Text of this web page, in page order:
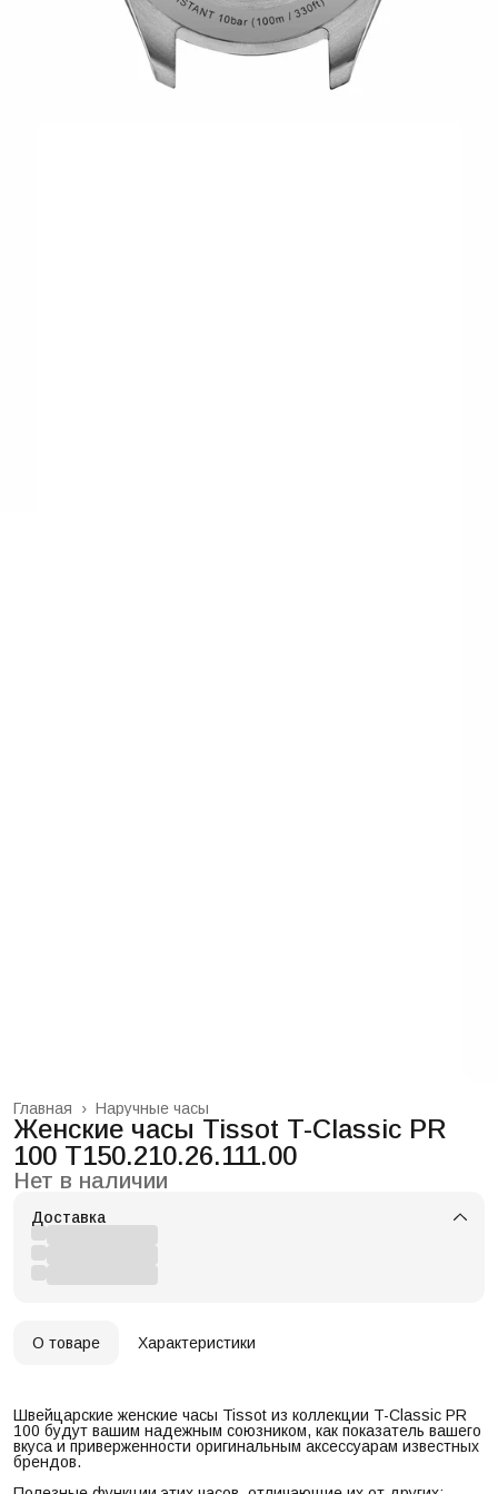
Наручные часы
Главная ›
Женские часы Tissot T-Classic PR
100 T150.210.26.111.00
Нет в наличии
Доставка
О товаре Характеристики
Швейцарские женские часы Tissot из коллекции T-Classic PR
100 будут вашим надежным союзником, как показатель вашего
вкуса и приверженности оригинальным аксессуарам известных
брендов.